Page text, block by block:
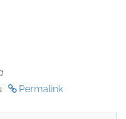
Permalink